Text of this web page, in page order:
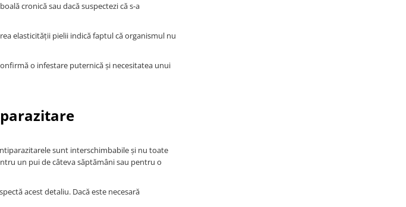
cronică sau dacă suspectezi că s-a
elasticității pielii indică faptul că organismul nu
o infestare puternică și necesitatea unui
sunt interschimbabile și nu toate
un pui de câteva săptămâni sau pentru o
acest detaliu. Dacă este necesară